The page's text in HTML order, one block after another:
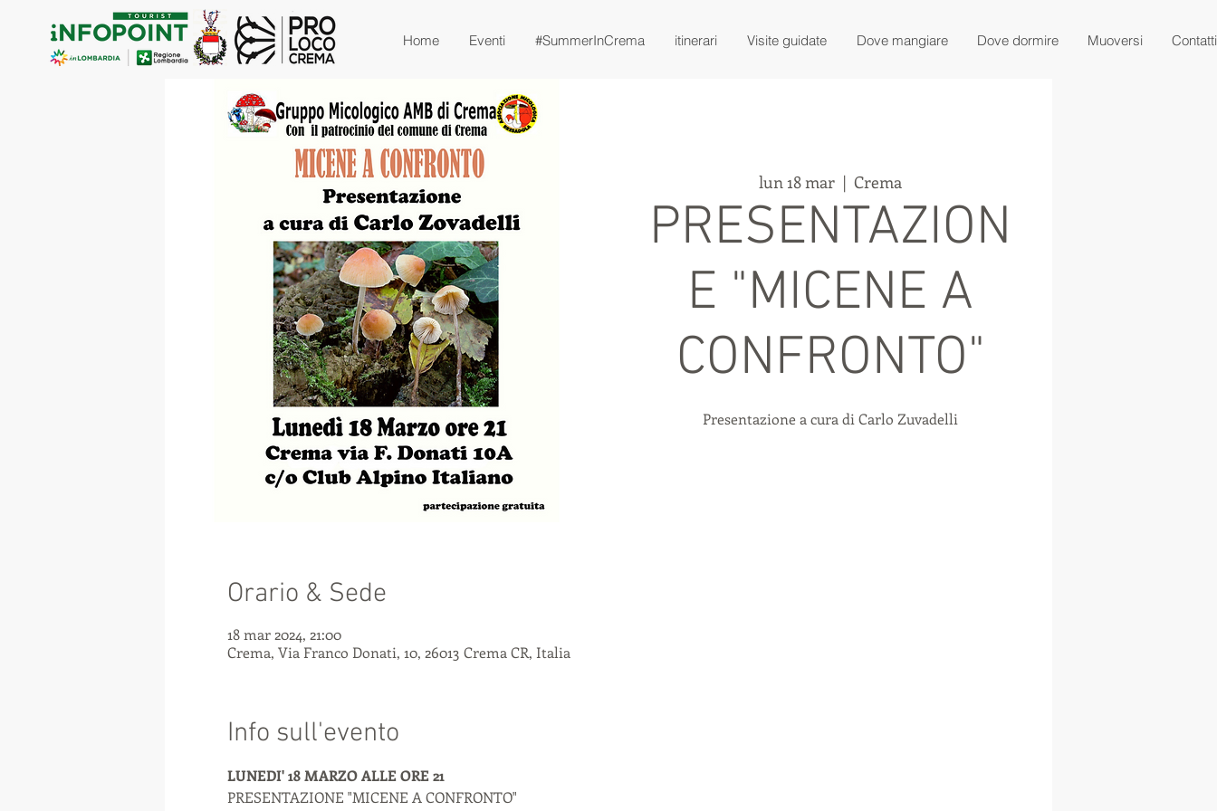
Home Eventi #SummerInCrema itinerari Visite guidate Dove mangiare Dove dormire Muoversi Contatti
lun 18 mar
  |
Crema
PRESENTAZION
E "MICENE A
CONFRONTO"
Presentazione a cura di Carlo Zuvadelli
Orario & Sede
18 mar 2024, 21:00
Crema, Via Franco Donati, 10, 26013 Crema CR, Italia
Info sull'evento
LUNEDI' 18 MARZO ALLE ORE 21
PRESENTAZIONE "MICENE A CONFRONTO"